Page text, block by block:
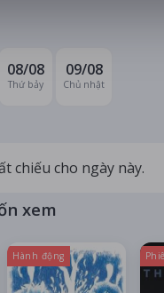
08/08
Thứ bảy
09/08
Chủ nhật
chiếu cho ngày này.
xem
Hành động